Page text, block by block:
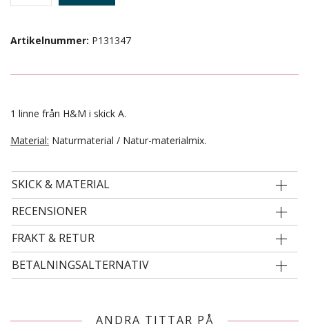
Artikelnummer: P131347
1 linne från H&M i skick A.
Material: Naturmaterial / Natur-materialmix.
SKICK & MATERIAL
RECENSIONER
FRAKT & RETUR
BETALNINGSALTERNATIV
ANDRA TITTAR PÅ